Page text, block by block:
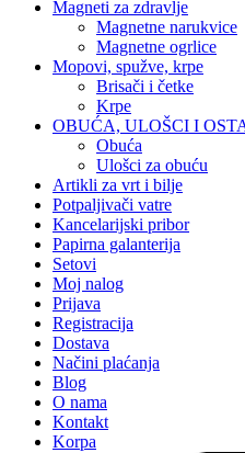
Magneti za zdravlje
Magnetne narukvice
Magnetne ogrlice
Mopovi, spužve, krpe
Brisači i četke
Krpe
OBUĆA, ULOŠCI I
Obuća
Ulošci za obuću
Artikli za vrt i bilje
Potpaljivači vatre
Kancelarijski pribor
Papirna galanterija
Setovi
Moj nalog
Prijava
Registracija
Dostava
Načini plaćanja
Blog
O nama
Kontakt
Korpa